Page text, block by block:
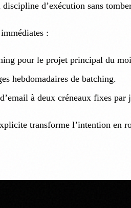
d’exécution sans
:
pour le projet principal du
hebdomadaires de batching.
à deux créneaux fixes par
transforme l’intention en